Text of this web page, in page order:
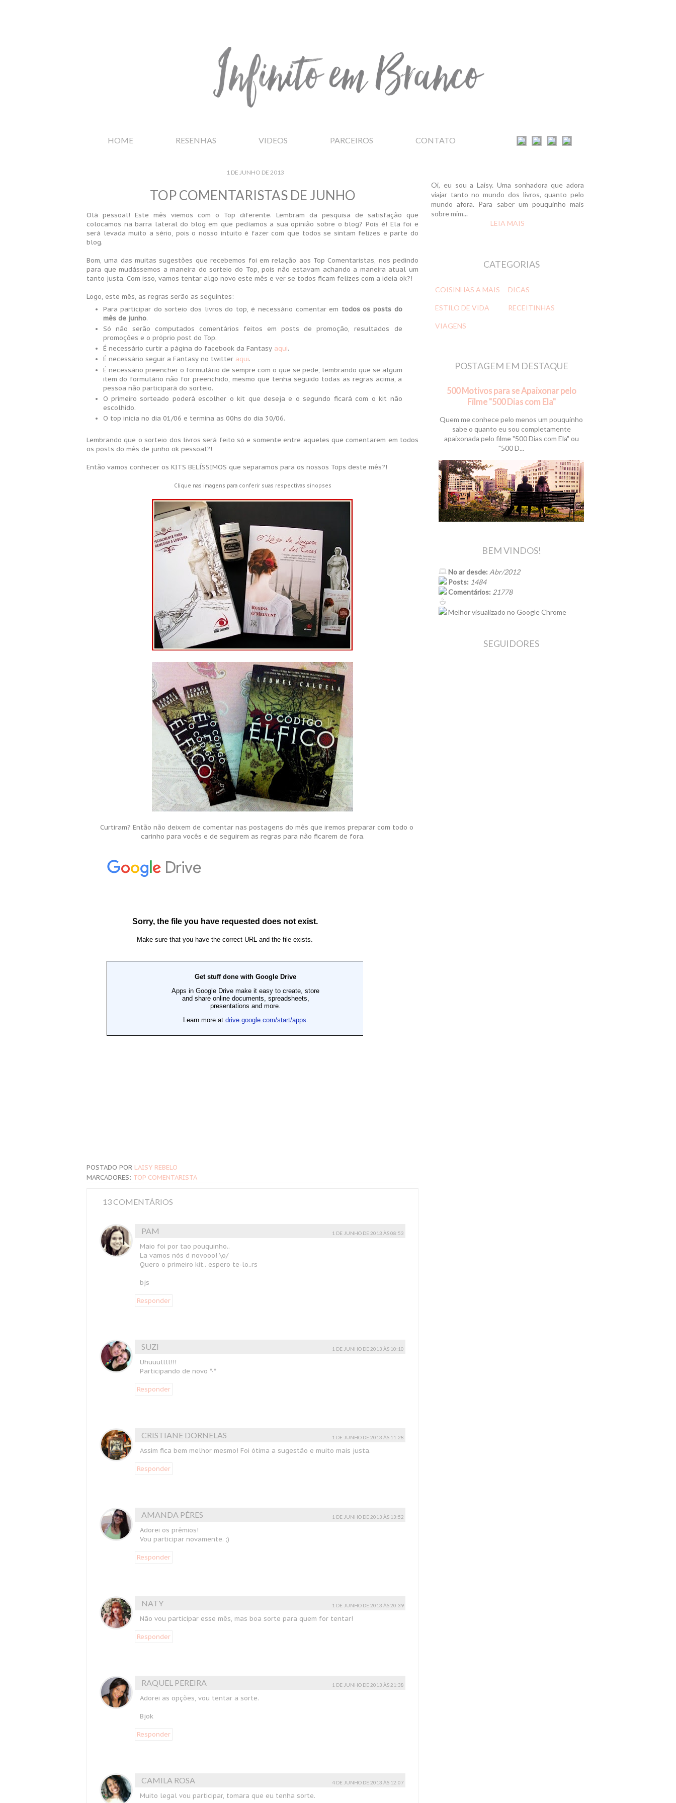
HOME RESENHAS VIDEOS PARCEIROS CONTATO
1 DE JUNHO DE 2013
TOP COMENTARISTAS DE JUNHO
Olá pessoal! Este mês viemos com o Top diferente. Lembram da pesquisa de satisfação que
colocamos na barra lateral do blog em que pedíamos a sua opinião sobre o blog? Pois é! Ela foi e
será levada muito a sério, pois o nosso intuito é fazer com que todos se sintam felizes e parte do
blog.
Bom, uma das muitas sugestões que recebemos foi em relação aos Top Comentaristas, nos pedindo
para que mudássemos a maneira do sorteio do Top, pois não estavam achando a maneira atual um
tanto justa. Com isso, vamos tentar algo novo este mês e ver se todos ficam felizes com a ideia ok?!
Logo, este mês, as regras serão as seguintes:
Para participar do sorteio dos livros do top, é necessário comentar em todos os posts do
mês de junho.
Só não serão computados comentários feitos em posts de promoção, resultados de
promoções e o próprio post do Top.
É necessário curtir a página do facebook da Fantasy aqui.
É necessário seguir a Fantasy no twitter aqui.
É necessário preencher o formulário de sempre com o que se pede, lembrando que se algum
item do formulário não for preenchido, mesmo que tenha seguido todas as regras acima, a
pessoa não participará do sorteio.
O primeiro sorteado poderá escolher o kit que deseja e o segundo ficará com o kit não
escolhido.
O top inicia no dia 01/06 e termina as 00hs do dia 30/06.
Lembrando que o sorteio dos livros será feito só e somente entre aqueles que comentarem em todos
os posts do mês de junho ok pessoal?!
Então vamos conhecer os KITS BELÍSSIMOS que separamos para os nossos Tops deste mês?!
Clique nas imagens para conferir suas respectivas sinopses
Curtiram? Então não deixem de comentar nas postagens do mês que iremos preparar com todo o
carinho para vocês e de seguirem as regras para não ficarem de fora.
POSTADO POR LAISY REBELO
MARCADORES: TOP COMENTARISTA
13 COMENTÁRIOS
PAM 1 DE JUNHO DE 2013 ÀS 08:53
Maio foi por tao pouquinho..
La vamos nós d novooo! \o/
Quero o primeiro kit.. espero te-lo..rs
bjs
Responder
SUZI 1 DE JUNHO DE 2013 ÀS 10:10
Uhuuullll!!!
Participando de novo *-*
Responder
CRISTIANE DORNELAS 1 DE JUNHO DE 2013 ÀS 11:28
Assim fica bem melhor mesmo! Foi ótima a sugestão e muito mais justa.
Responder
AMANDA PÉRES 1 DE JUNHO DE 2013 ÀS 13:52
Adorei os prêmios!
Vou participar novamente. ;)
Responder
NATY 1 DE JUNHO DE 2013 ÀS 20:39
Não vou participar esse mês, mas boa sorte para quem for tentar!
Responder
RAQUEL PEREIRA 1 DE JUNHO DE 2013 ÀS 21:38
Adorei as opções, vou tentar a sorte.
Bjok
Responder
CAMILA ROSA 4 DE JUNHO DE 2013 ÀS 12:07
Muito legal vou participar, tomara que eu tenha sorte.
Oi, eu sou a Laisy. Uma sonhadora que adora
viajar tanto no mundo dos livros, quanto pelo
mundo afora. Para saber um pouquinho mais
sobre mim...
LEIA MAIS
CATEGORIAS
COISINHAS A MAIS DICAS
ESTILO DE VIDA RECEITINHAS
VIAGENS
POSTAGEM EM DESTAQUE
500 Motivos para se Apaixonar pelo
Filme "500 Dias com Ela"
Quem me conhece pelo menos um pouquinho
sabe o quanto eu sou completamente
apaixonada pelo filme "500 Dias com Ela" ou
"500 D...
BEM VINDOS!
No ar desde: Abr/2012
Posts: 1484
Comentários: 21778
Melhor visualizado no Google Chrome
SEGUIDORES